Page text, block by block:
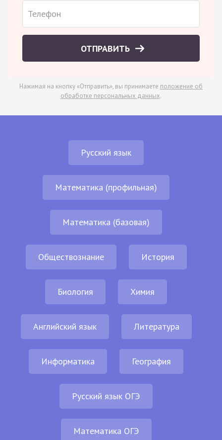
ОТПРАВИТЬ
Нажимая на кнопку «Отправить», вы принимаете положение об
обработке персональных данных.
Русский язык
Математика (профильная)
Математика (базовая)
Обществознание История
Биология Химия
Английский язык Литература
Информатика География
Русский язык ОГЭ
Математика ОГЭ